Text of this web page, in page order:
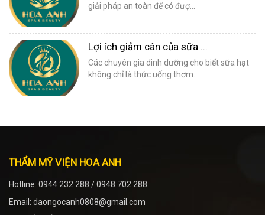
giải pháp an toàn để có đượ...
Lợi ích giảm cân của sữa ...
Các chuyên gia dinh dưỡng cho biết sữa hạt
không chỉ là thức uống thơm...
THẨM MỸ VIỆN HOA ANH
Hotline: 0944 232 288 / 0948 702 288
Email: daongocanh0808@gmail.com